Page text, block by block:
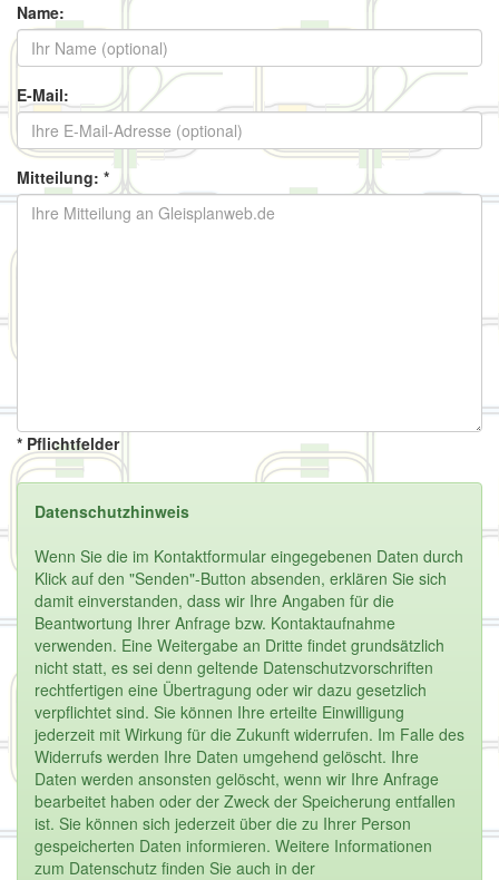
Name:
E-Mail:
Mitteilung: *
* Pflichtfelder
Datenschutzhinweis
Wenn Sie die im Kontaktformular eingegebenen Daten durch
Klick auf den "Senden"-Button absenden, erklären Sie sich
damit einverstanden, dass wir Ihre Angaben für die
Beantwortung Ihrer Anfrage bzw. Kontaktaufnahme
verwenden. Eine Weitergabe an Dritte findet grundsätzlich
nicht statt, es sei denn geltende Datenschutzvorschriften
rechtfertigen eine Übertragung oder wir dazu gesetzlich
verpflichtet sind. Sie können Ihre erteilte Einwilligung
jederzeit mit Wirkung für die Zukunft widerrufen. Im Falle des
Widerrufs werden Ihre Daten umgehend gelöscht. Ihre
Daten werden ansonsten gelöscht, wenn wir Ihre Anfrage
bearbeitet haben oder der Zweck der Speicherung entfallen
ist. Sie können sich jederzeit über die zu Ihrer Person
gespeicherten Daten informieren. Weitere Informationen
zum Datenschutz finden Sie auch in der